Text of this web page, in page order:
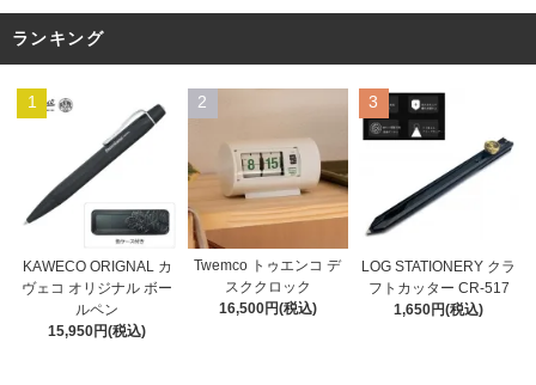
ランキング
1
KAWECO ORIGNAL カ
ヴェコ オリジナル ボー
ルペン
15,950円(税込)
2
Twemco トゥエンコ デ
スククロック
16,500円(税込)
3
LOG STATIONERY クラ
フトカッター CR-517
1,650円(税込)